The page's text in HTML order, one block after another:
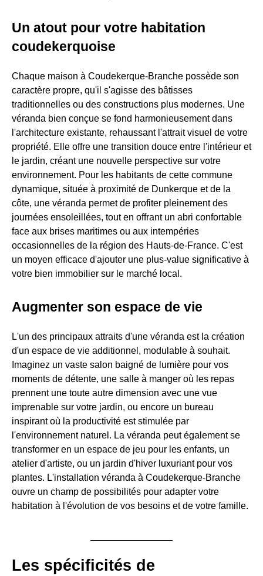
Un atout pour votre habitation
coudekerquoise
Chaque maison à Coudekerque-Branche possède son
caractère propre, qu'il s'agisse des bâtisses
traditionnelles ou des constructions plus modernes. Une
véranda bien conçue se fond harmonieusement dans
l'architecture existante, rehaussant l'attrait visuel de votre
propriété. Elle offre une transition douce entre l'intérieur et
le jardin, créant une nouvelle perspective sur votre
environnement. Pour les habitants de cette commune
dynamique, située à proximité de Dunkerque et de la
côte, une véranda permet de profiter pleinement des
journées ensoleillées, tout en offrant un abri confortable
face aux brises maritimes ou aux intempéries
occasionnelles de la région des Hauts-de-France. C'est
un moyen efficace d'ajouter une plus-value significative à
votre bien immobilier sur le marché local.
Augmenter son espace de vie
L'un des principaux attraits d'une véranda est la création
d'un espace de vie additionnel, modulable à souhait.
Imaginez un vaste salon baigné de lumière pour vos
moments de détente, une salle à manger où les repas
prennent une toute autre dimension avec une vue
imprenable sur votre jardin, ou encore un bureau
inspirant où la productivité est stimulée par
l'environnement naturel. La véranda peut également se
transformer en un espace de jeu pour les enfants, un
atelier d'artiste, ou un jardin d'hiver luxuriant pour vos
plantes. L'installation véranda à Coudekerque-Branche
ouvre un champ de possibilités pour adapter votre
habitation à l'évolution de vos besoins et de votre famille.
Les spécificités de